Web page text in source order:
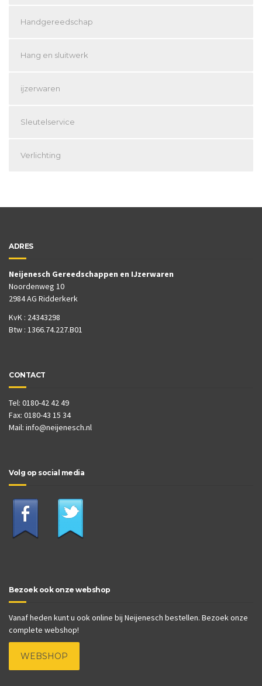
Handgereedschap
Hang en sluitwerk
ijzerwaren
Sleutelservice
Verlichting
ADRES
Neijenesch Gereedschappen en IJzerwaren
Noordenweg 10
2984 AG Ridderkerk
KvK : 24343298
Btw : 1366.74.227.B01
CONTACT
Tel: 0180-42 42 49
Fax: 0180-43 15 34
Mail: info@neijenesch.nl
Volg op social media
Bezoek ook onze webshop
Vanaf heden kunt u ook online bij Neijenesch bestellen. Bezoek onze
complete webshop!
WEBSHOP